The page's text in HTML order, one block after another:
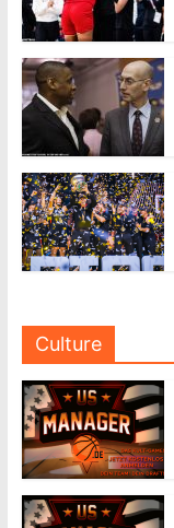
Culture